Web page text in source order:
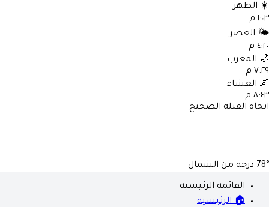
☀️ الظهر
١:٠٣ م
🌤️ العصر
٤:٢٠ م
🌙 المغرب
٧:٢٩ م
🌌 العشاء
٨:٤٣ م
اتجاه القبلة الصحيح
78° درجة من الشمال
القائمة الرئيسية
🏠 الرئيسية